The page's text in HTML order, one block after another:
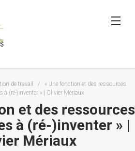
de travail /
« Une fonction et des ressources
à (ré-)inventer » | Olivier Mériaux
et des ressources
à (ré-)inventer » |
Mériaux